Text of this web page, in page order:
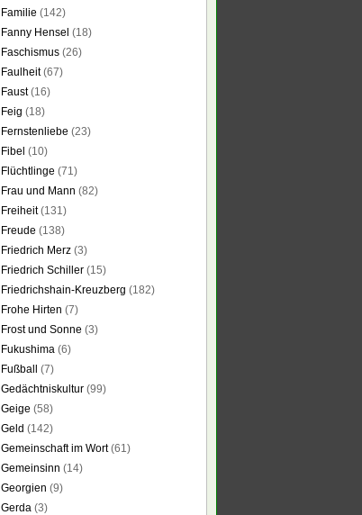
Familie (142)
Fanny Hensel (18)
Faschismus (26)
Faulheit(67)
Faust(16)
Feig (18)
Fernstenliebe (23)
Fibel (10)
Flüchtlinge (71)
Frau und Mann (82)
Freiheit(131)
Freude (138)
Friedrich Merz (3)
Friedrich Schiller (15)
Friedrichshain-Kreuzberg (182)
Frohe Hirten (7)
Frost und Sonne (3)
Fukushima (6)
Fußball
(7)
Gedächtniskultur (99)
Geige (58)
Geld (142)
Gemeinschaft im Wort(61)
Gemeinsinn (14)
Georgien (9)
Gerda (3)